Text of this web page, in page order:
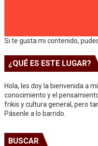
Si te gusta mi contenido,
¿QUÉ ES ESTE LUGAR?
Hola, les doy la bienvenida a
conocimiento y el
frikis y cultura general, pero
Pásenle a lo barrido.
BUSCAR